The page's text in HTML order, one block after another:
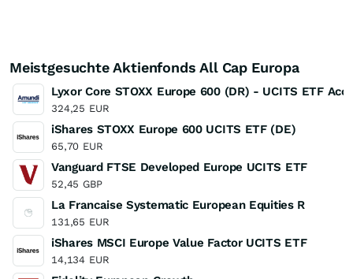
Meistgesuchte Aktienfonds All Cap Europa
Lyxor Core STOXX Europe 600 (DR) - UCITS ETF Acc
324,25 EUR
iShares STOXX Europe 600 UCITS ETF (DE)
65,70 EUR
Vanguard FTSE Developed Europe UCITS ETF
52,45 GBP
La Francaise Systematic European Equities R
131,65 EUR
iShares MSCI Europe Value Factor UCITS ETF
14,134 EUR